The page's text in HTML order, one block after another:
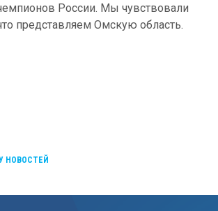
России. Мы чувствовали
представляем Омскую область.
НОВОСТЕЙ